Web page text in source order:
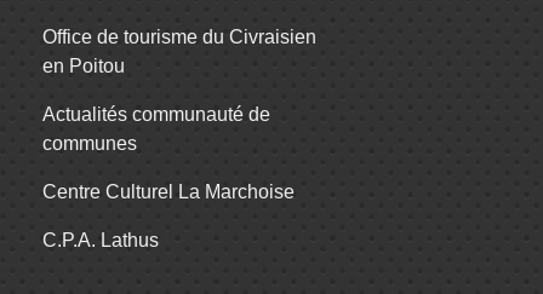
Office de tourisme du Civraisien
en Poitou
Actualités communauté de
communes
Centre Culturel La Marchoise
C.P.A. Lathus